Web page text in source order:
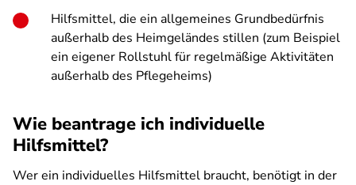
Hilfsmittel, die ein allgemeines Grundbedürfnis
außerhalb des Heimgeländes stillen (zum Beispiel
ein eigener Rollstuhl für regelmäßige Aktivitäten
außerhalb des Pflegeheims)
Wie beantrage ich individuelle
Hilfsmittel?
Wer ein individuelles Hilfsmittel braucht, benötigt in der